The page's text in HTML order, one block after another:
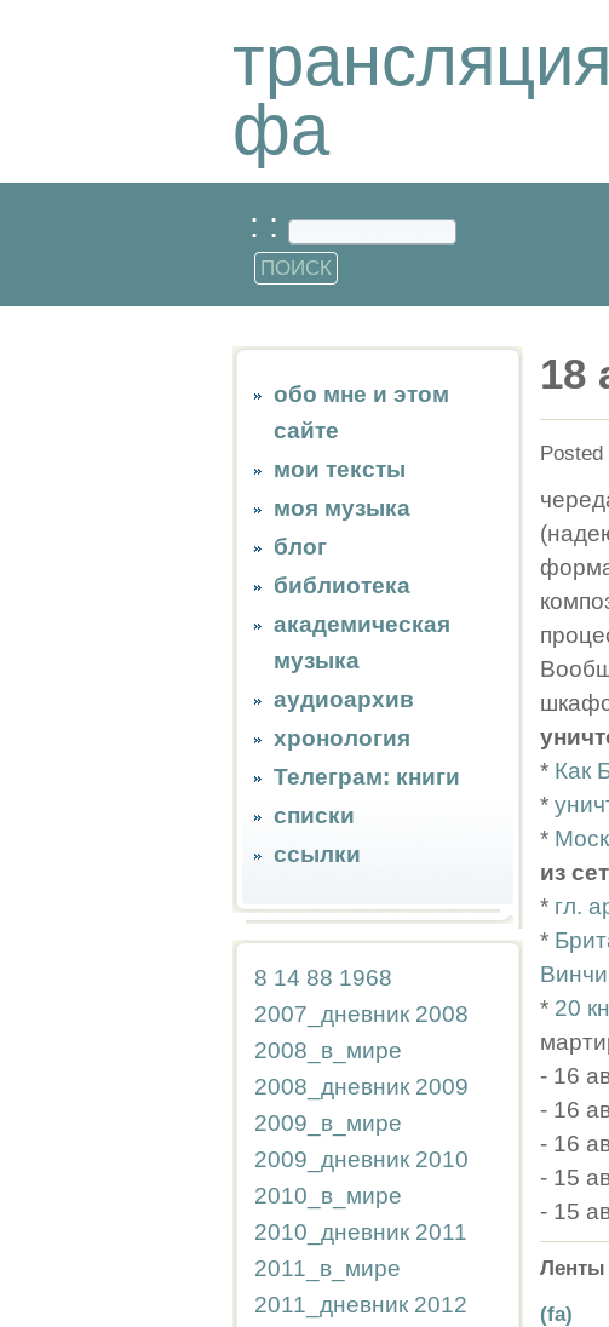
трансляция
фа
: :
обо мне и этом
сайте
мои тексты
моя музыка
блог
библиотека
академическая
музыка
аудиоархив
хронология
Телеграм: книги
списки
ссылки
8 14 88 1968
2007_дневник 2008
2008_в_мире
2008_дневник 2009
2009_в_мире
2009_дневник 2010
2010_в_мире
2010_дневник 2011
2011_в_мире
2011_дневник 2012
18
Posted
* Как
*
*
из
* гл.
*
Винчи
* 20
- 16
- 16
- 16
- 15
- 15
Ленты
(fa)